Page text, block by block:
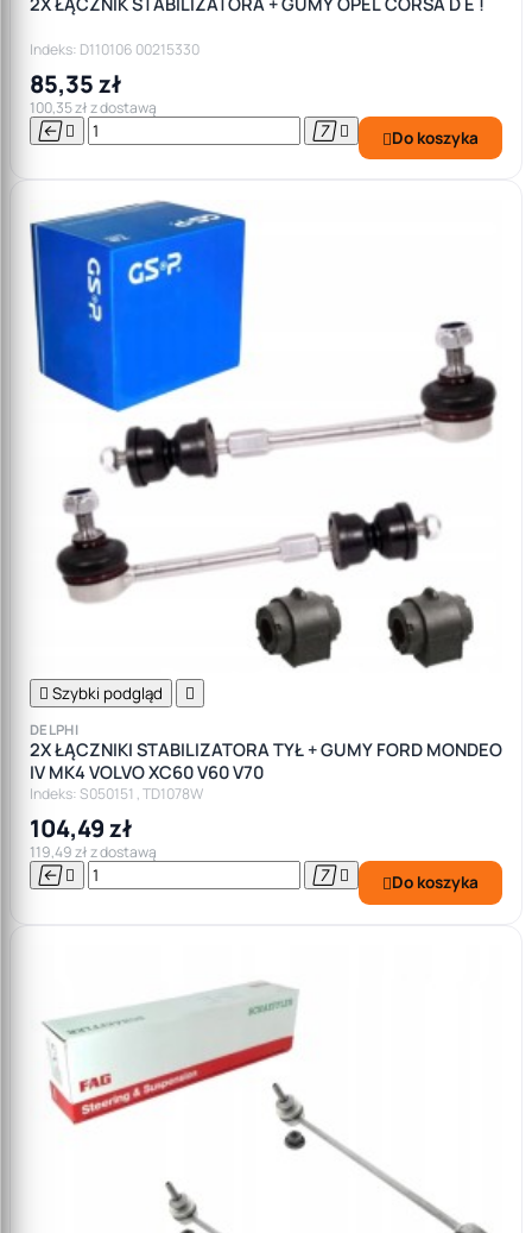
Indeks: D110106 00215330
85,35 zł
100,35 zł z dostawą
    Do koszyka
 Szybki podgląd 
DELPHI
2X ŁĄCZNIKI STABILIZATORA TYŁ + GUMY FORD MONDEO
IV MK4 VOLVO XC60 V60 V70
Indeks: S050151 , TD1078W
104,49 zł
119,49 zł z dostawą
    Do koszyka